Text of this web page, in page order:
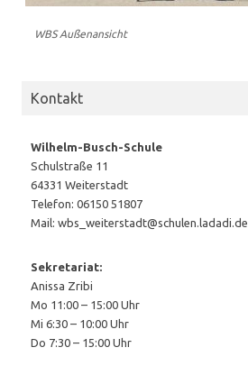
WBS Außenansicht
Kontakt
Wilhelm-Busch-Schule
Schulstraße 11
64331 Weiterstadt
Telefon: 06150 51807
Mail: wbs_weiterstadt@schulen.ladadi.de
Sekretariat:
Anissa Zribi
Mo 11:00 – 15:00 Uhr
Mi 6:30 – 10:00 Uhr
Do 7:30 – 15:00 Uhr